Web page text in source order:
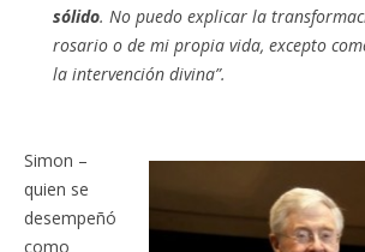
sólido. No puedo explicar la
rosario o de mi propia vida, excepto
la intervención divina”.
Simon –
quien se
desempeñó
como